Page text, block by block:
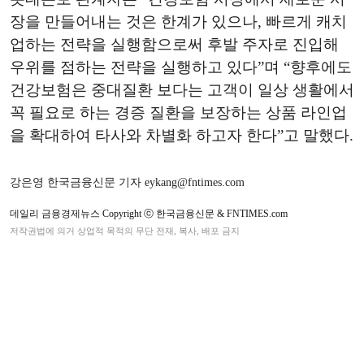
장을 만들어내는 것은 한계가 있으나, 빠르게 캐치
업하는 전략을 실행함으로써 후발 주자로 진입해
우위를 점하는 전략을 실행하고 있다”며 “향후에도
건강보험은 중대질환 보다는 고객이 일상 생활에서
꼭 필요로 하는 경증 질환을 보장하는 상품 라인업
을 확대하여 타사와 차별화 하고자 한다”고 말했다.
강은영 한국금융신문 기자 eykang@fntimes.com
데일리 금융경제뉴스 Copyright ⓒ 한국금융신문 & FNTIMES.com
저작권법에 의거 상업적 목적의 무단 전재, 복사, 배포 금지